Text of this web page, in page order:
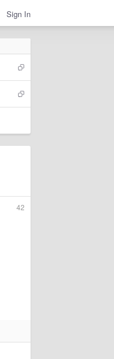
Sign In
42